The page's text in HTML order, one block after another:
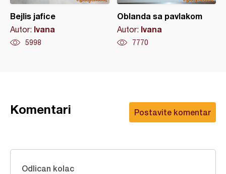
Bejlis jafice
Autor: Ivana
5998
Oblanda sa pavlakom
Autor: Ivana
7770
Postavite komentar
Komentari
Odlican kolac